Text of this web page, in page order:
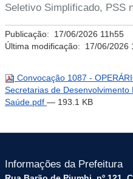
Seletivo Simplificado, PSS
Publicação: 17/06/2026 11h55
Última modificação: 17/06/2026
Convocação 1087 -
Secretarias de
Saúde.pdf — 193.1 KB
Informações da Prefeitura